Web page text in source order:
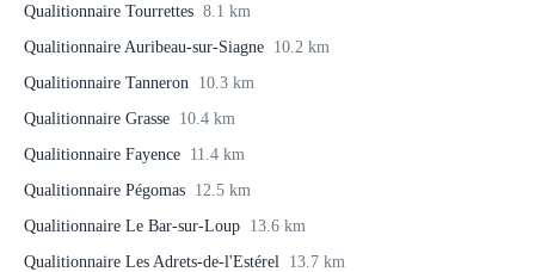
Qualitionnaire Tourrettes 8.1 km
Qualitionnaire Auribeau-sur-Siagne 10.2 km
Qualitionnaire Tanneron 10.3 km
Qualitionnaire Grasse 10.4 km
Qualitionnaire Fayence 11.4 km
Qualitionnaire Pégomas 12.5 km
Qualitionnaire Le Bar-sur-Loup 13.6 km
Qualitionnaire Les Adrets-de-l'Estérel 13.7 km